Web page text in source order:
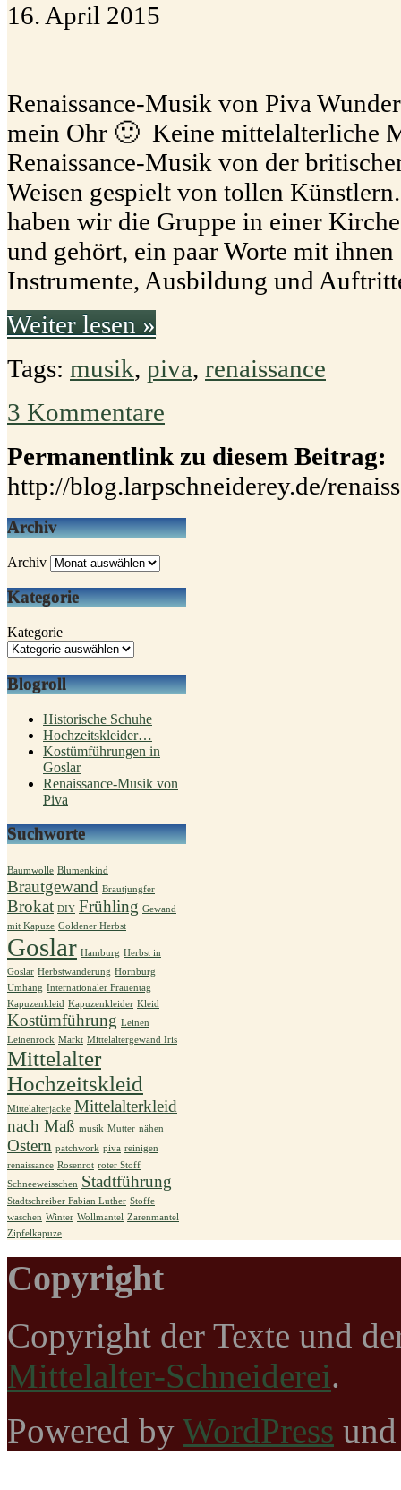
16. April 2015
Renaissance-Musik von Piva
mein Ohr 🙂 Keine mittelalterliche
Renaissance-Musik von der
Weisen gespielt von tollen
haben wir die Gruppe in einer
und gehört, ein paar Worte mit
Instrumente, Ausbildung und
Weiter lesen »
Tags: musik, piva, renaissance
3 Kommentare
Permanentlink zu diesem Beitrag:
http://blog.larpschneiderey.de/
Archiv
Archiv
Kategorie
Kategorie
Blogroll
Historische Schuhe
Hochzeitskleider…
Kostümführungen in
Goslar
Renaissance-Musik von
Piva
Suchworte
Baumwolle Blumenkind
Brautgewand Brautjungfer
Brokat DIY Frühling Gewand
mit Kapuze Goldener Herbst
Goslar Hamburg Herbst in
Goslar Herbstwanderung Hornburg
Umhang Internationaler Frauentag
Kapuzenkleid Kapuzenkleider Kleid
Kostümführung Leinen
Leinenrock Markt Mittelaltergewand Iris
Mittelalter
Hochzeitskleid
Mittelalterjacke Mittelalterkleid
nach Maß musik Mutter nähen
Ostern patchwork piva reinigen
renaissance Rosenrot roter Stoff
Schneeweisschen Stadtführung
Stadtschreiber Fabian Luther Stoffe
waschen Winter Wollmantel Zarenmantel
Zipfelkapuze
Copyright
Copyright der Texte und
Mittelalter-Schneiderei.
Powered by WordPress